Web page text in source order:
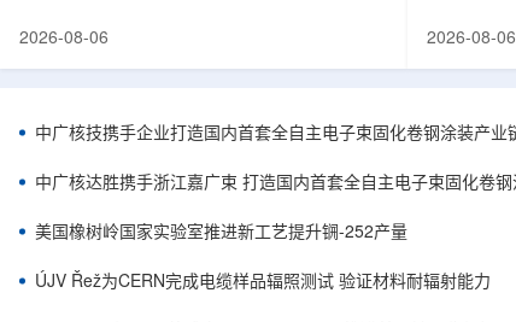
地质研究院，开展专项技术交流研讨。会上，中
内油气测井成套装备、井下探测、岩石物理实
验、智能测井解释、深井探测及多源地质数据解
析等成熟技术体系，并结合实战案例分享了含油
气盆地铀矿勘查经验。王乐力介绍了西部中...
2026-08-06
寸不断缩小
在面对真实
如常用的时
热传输情
上捕捉快速
2026-08-06
中广核技携手企业打造国内首套全自主电子束固化卷钢涂装产业
中广核达胜携手浙江嘉广束 打造国内首套全自主电子束固化卷
美国橡树岭国家实验室推进新工艺提升锎-252产量
ÚJV Řež为CERN完成电缆样品辐照测试 验证材料耐辐射能力